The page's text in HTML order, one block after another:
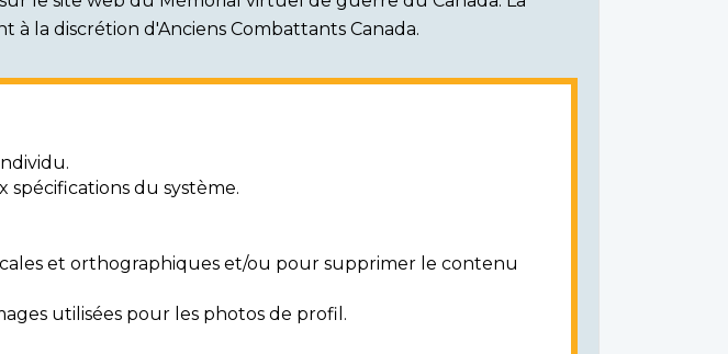
la discrétion d'Anciens Combattants Canada.
du système.
et orthographiques et/ou pour supprimer le contenu
utilisées pour les photos de profil.